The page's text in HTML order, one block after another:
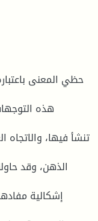
حظي المعنى
هذه
تنشأ فيها، والاتجاه
الذهن، وقد
إشكالية